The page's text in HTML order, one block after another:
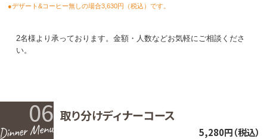
●デザート&コーヒー無しの場合3,630円（税込）です。
2名様より承っております。金額・人数などお気軽にご相談くださ
い。
06 取り分けディナーコース
5,280円（税込）